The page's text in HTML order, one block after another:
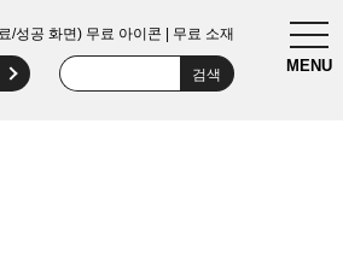
MENU
/성공 화면) 무료 아이콘 | 무료 소재